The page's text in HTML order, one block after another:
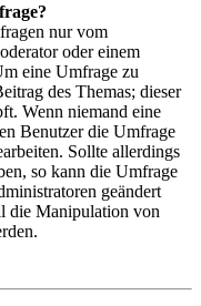
nur vom
oder einem
eine Umfrage zu
des Themas; dieser
Wenn niemand eine
Benutzer die Umfrage
Sollte allerdings
so kann die Umfrage
geändert
die Manipulation von